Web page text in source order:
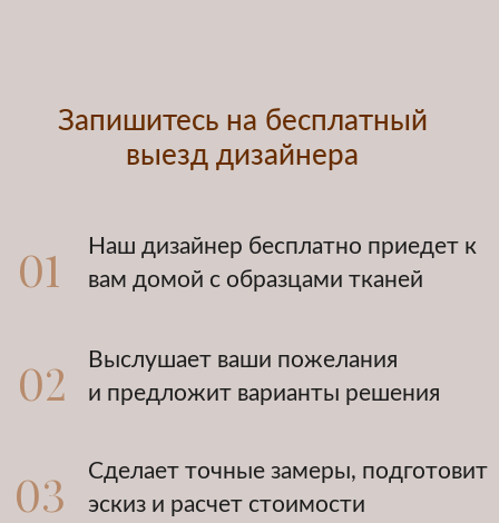
Оформление окон
текстилем «под ключ»